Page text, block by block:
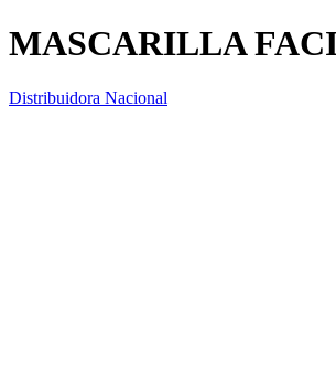
MASCARILLA
Distribuidora Nacional